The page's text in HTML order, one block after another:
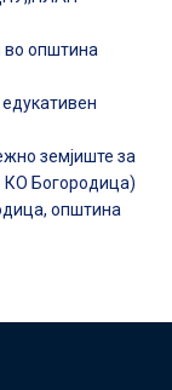
во општина
едукативен
земјиште за
КО Богородица)
општина